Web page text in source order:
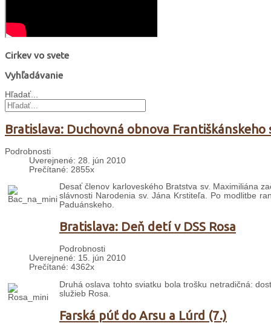
Cirkev vo svete
Vyhľadávanie
Hľadať...
Bratislava: Duchovná obnova Františkánskeho
Podrobnosti
Uverejnené: 28. jún 2010
Prečítané: 2855x
Desať členov karloveského Bratstva sv. Maximiliána
slávnosti Narodenia sv. Jána Krstiteľa. Po modlitbe
Paduánskeho.
Bratislava: Deň detí v DSS Rosa
Podrobnosti
Uverejnené: 15. jún 2010
Prečítané: 4362x
Druhá oslava tohto sviatku bola trošku netradičná:
služieb Rosa.
Farská púť do Arsu a Lúrd (7.)